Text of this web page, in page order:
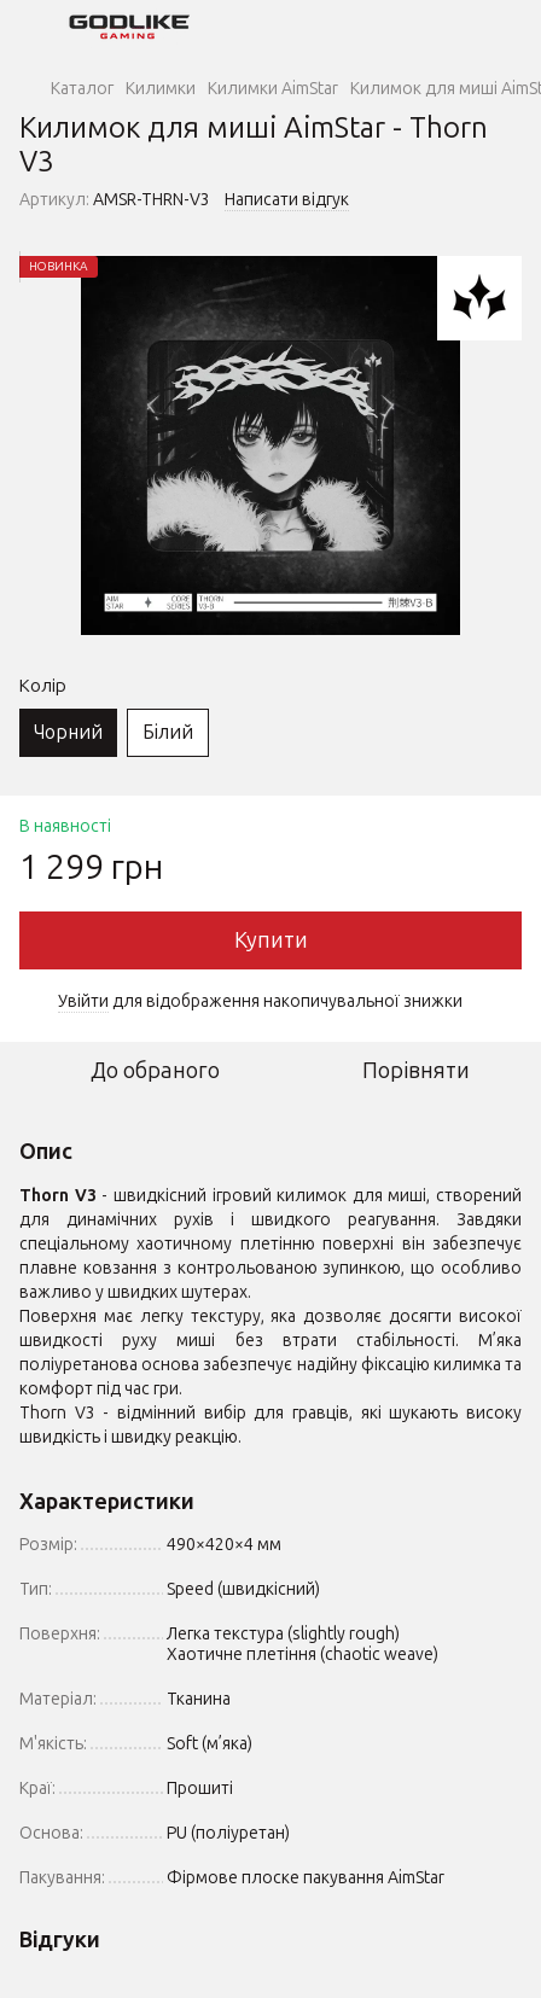
Каталог Килимки Килимки AimStar Килимок для миші
Килимок для миші AimStar - Thorn
V3
Артикул: AMSR-THRN-V3 Написати відгук
НОВИНКА
Колір
Чорний Білий
В наявності
1 299 грн
Купити
Увійти для відображення накопичувальної знижки
До обраного Порівняти
Опис
Thorn V3 - швидкісний ігровий килимок для миші, створений
для динамічних рухів і швидкого реагування. Завдяки
спеціальному хаотичному плетінню поверхні він забезпечує
плавне ковзання з контрольованою зупинкою, що особливо
важливо у швидких шутерах.
Поверхня має легку текстуру, яка дозволяє досягти високої
швидкості руху миші без втрати стабільності. М’яка
поліуретанова основа забезпечує надійну фіксацію килимка та
комфорт під час гри.
Thorn V3 - відмінний вибір для гравців, які шукають високу
швидкість і швидку реакцію.
Характеристики
Розмір: 490×420×4 мм
Тип: Speed (швидкісний)
Поверхня:
Легка текстура (slightly rough)
Хаотичне плетіння (chaotic weave)
Матеріал: Тканина
М'якість: Soft (м’яка)
Краї: Прошиті
Основа: PU (поліуретан)
Пакування: Фірмове плоске пакування AimStar
Відгуки